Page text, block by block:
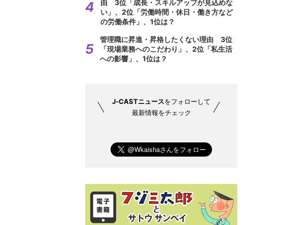
由 3位「成長・スキルアップが見込めな
い」、2位「労働時間・休日・働き方など
の労働条件」、1位は？
管理職に昇進・昇格したくない理由 3位
「現場業務へのこだわり」、2位「私生活
への影響」、1位は？
J-CASTニュースをフォローして
最新情報をチェック